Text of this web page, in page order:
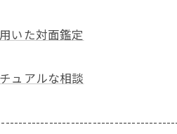
いた対面鑑定
ュアルな相談